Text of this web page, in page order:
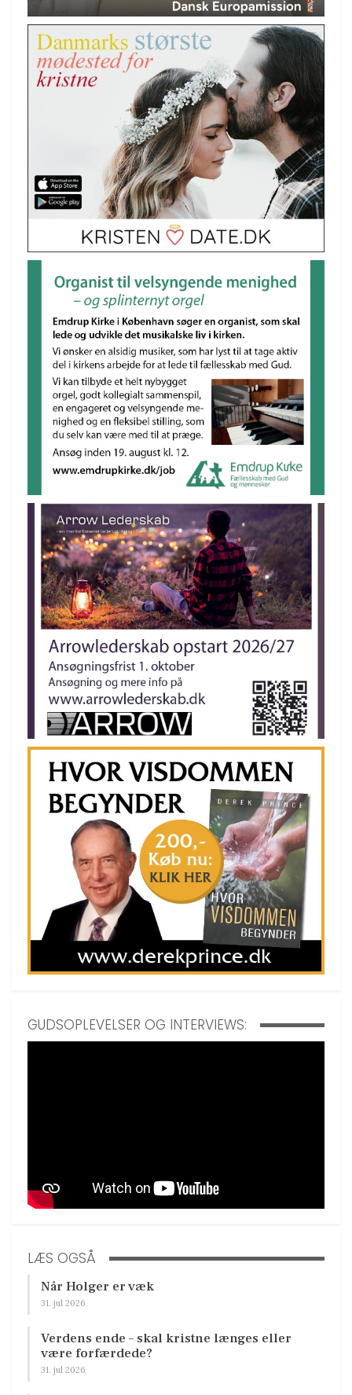
GUDSOPLEVELSER OG INTERVIEWS:
LÆS OGSÅ
Når Holger er væk
31. jul 2026
Verdens ende – skal kristne længes eller
være forfærdede?
31. jul 2026